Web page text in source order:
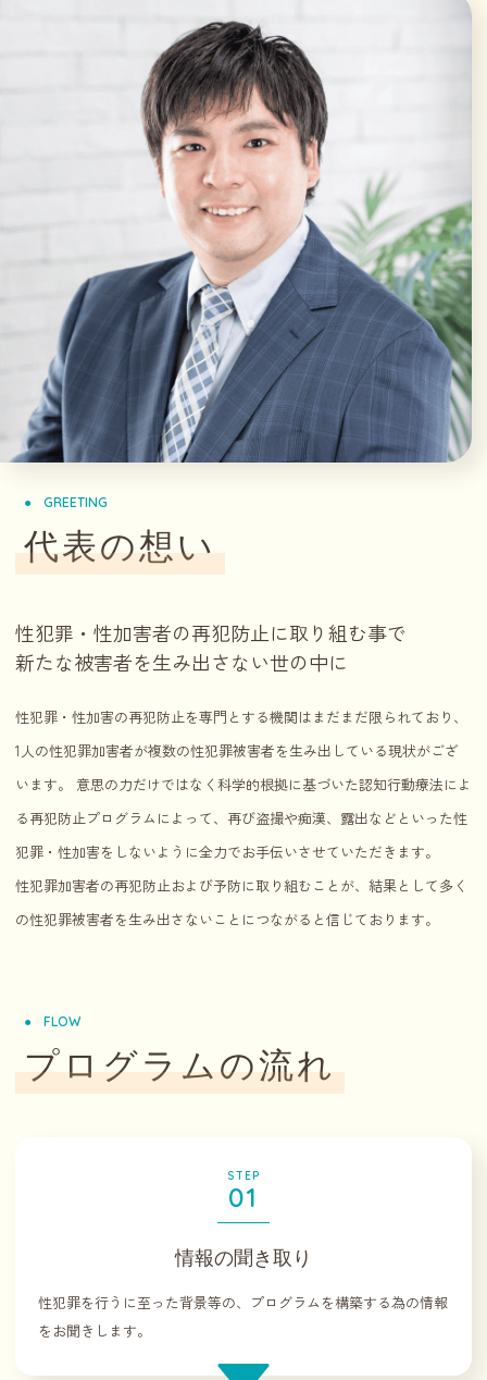
GREETING
代表の想い
性犯罪・性加害者の再犯防止に取り組む事で
新たな被害者を生み出さない世の中に
性犯罪・性加害の再犯防止を専門とする機関はまだまだ限られており、
1人の性犯罪加害者が複数の性犯罪被害者を生み出している現状がござ
います。 意思の力だけではなく科学的根拠に基づいた認知行動療法によ
る再犯防止プログラムによって、再び盗撮や痴漢、露出などといった性
犯罪・性加害をしないように全力でお手伝いさせていただきます。
性犯罪加害者の再犯防止および予防に取り組むことが、結果として多く
の性犯罪被害者を生み出さないことにつながると信じております。
FLOW
プログラムの流れ
STEP
01
情報の聞き取り
性犯罪を行うに至った背景等の、プログラムを構築する為の情報
をお聞きします。